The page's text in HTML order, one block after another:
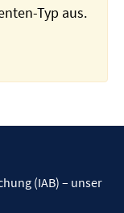
Typ aus.
(IAB) – unser